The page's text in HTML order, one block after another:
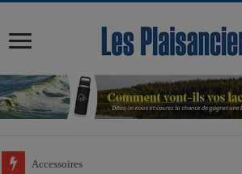
Accessoires
modal-check